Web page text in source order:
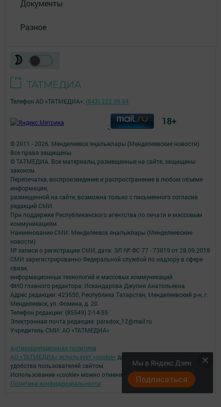
Документы
Разное
Мы в Яндекс Дзен
Подписаться
© 2011 - 2026. Менделеевск яӊалыклары (Менделеевские новости).
Все права защищены.
© ТАТМЕДИА. Все материалы, размещенные на сайте, защищены
законом.
Перепечатка, воспроизведение и распространение в любом объеме
информации,
размещенной на сайте, возможна только с письменного согласия
редакций СМИ.
При поддержке Республиканского агентства по печати и массовым
коммуникациям.
Наименование СМИ: Менделеевск яӊалыклары (Менделеевские
новости)
№ записи о регистрации СМИ, дата: ЭЛ № ФС 77 - 73819 от 28.09.2018
СМИ зарегистрированно Федеральной службой по надзору в сфере
связи,
информационных технологий и массовых коммуникаций
ФИО главного редактора: Искандарова Джулия Анатольевна
Адрес редакции: 423650, Республика Татарстан, Менделеевский р-н, г.
Менделеевск, ул. Фомина, д. 20
Телефон редакции: (85549) 2-14-55
Электронная почта редакции: paradox_12@mail.ru
Учредитель СМИ: АО «ТАТМЕДИА»
Антикоррупционная политика
АО «ТАТМЕДИА» использует «cookie» для персонализации сервисов и
удобства пользователей сайтом.
Использование «cookie» можно отменить в настройках браузера.
Политика конфиденциальности
Телефон АО «ТАТМЕДИА»: (843) 222 09 84
; 18+